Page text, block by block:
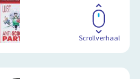
Scrollverhaal